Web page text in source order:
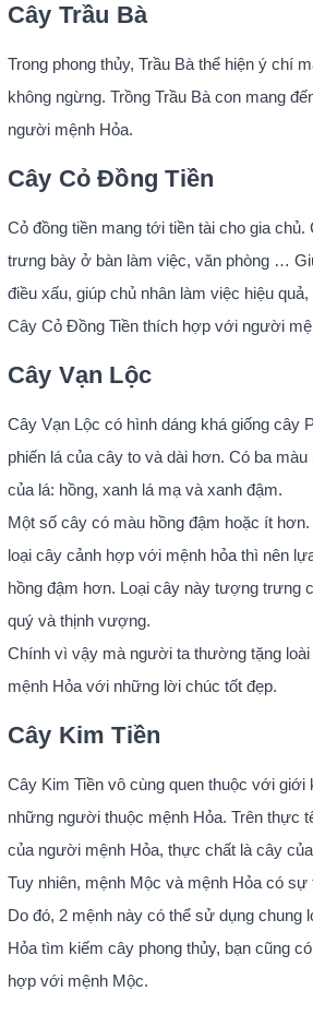
Cây Trầu Bà
Trong phong thủy, Trầu Bà thể hiện ý chí
không ngừng. Trồng Trầu Bà con mang
người mệnh Hỏa.
Cây Cỏ Đồng Tiền
Cỏ đồng tiền mang tới tiền tài cho gia
trưng bày ở bàn làm việc, văn phòng …
điều xấu, giúp chủ nhân làm việc hiệu
Cây Cỏ Đồng Tiền thích hợp với người
Cây Vạn Lộc
Cây Vạn Lộc có hình dáng khá giống cây
phiến lá của cây to và dài hơn. Có ba
của lá: hồng, xanh lá mạ và xanh đậm.
Một số cây có màu hồng đậm hoặc ít
loại cây cảnh hợp với mệnh hỏa thì nên
hồng đậm hơn. Loại cây này tượng trưng
quý và thịnh vượng.
Chính vì vậy mà người ta thường tặng
mệnh Hỏa với những lời chúc tốt đẹp.
Cây Kim Tiền
Cây Kim Tiền vô cùng quen thuộc với giới
những người thuộc mệnh Hỏa. Trên thực
của người mệnh Hỏa, thực chất là cây
Tuy nhiên, mệnh Mộc và mệnh Hỏa có
Do đó, 2 mệnh này có thể sử dụng chung
Hỏa tìm kiếm cây phong thủy, bạn cũng
hợp với mệnh Mộc.